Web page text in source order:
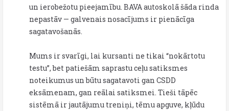
un ierobežotu pieejamību. BAVA autoskolā šāda rinda
nepastāv — galvenais nosacījums ir pienācīga
sagatavošanās.
Mums ir svarīgi, lai kursanti ne tikai “nokārtotu
testu”, bet patiešām saprastu ceļu satiksmes
noteikumus un būtu sagatavoti gan CSDD
eksāmenam, gan reālai satiksmei. Tieši tāpēc
sistēmā ir jautājumu treniņi, tēmu apguve, kļūdu